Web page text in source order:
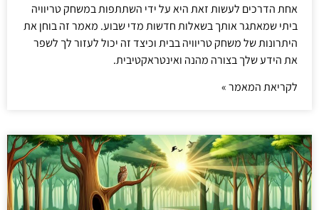
אחת הדרכים לעשות זאת היא על ידי השתתפות במשחק טריוויה
ביתי שמאתגר אותך בשאלות חדשות מדי שבוע. מאמר זה בוחן את
היתרונות של משחק טריוויה בבית וכיצד זה יכול לעזור לך לשפר
את הידע שלך בצורה מהנה ואינטראקטיבית.
לקריאת המאמר »